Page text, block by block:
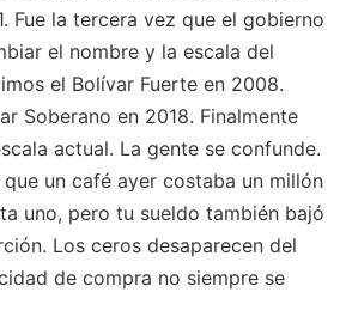
Fue la tercera vez que el gobierno
el nombre y la escala del
el Bolívar Fuerte en 2008.
Soberano en 2018. Finalmente
actual. La gente se confunde.
que un café ayer costaba un millón
uno, pero tu sueldo también bajó
Los ceros desaparecen del
de compra no siempre se